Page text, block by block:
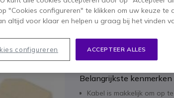
Aantal
IN
Belangrijkste kenmerken
Kabel is makkelijk om op
"Cookies configureren" te klikken om uw keuze te
altijd voor klaar en helpen u graag bij het vinden
ACCEPTEER ALLES
configureren